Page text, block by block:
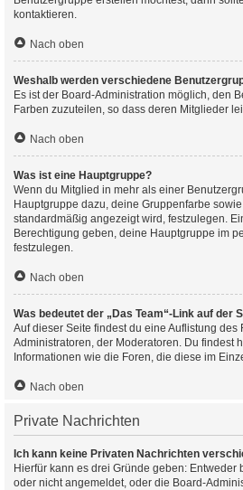
kontaktieren.
Nach oben
Weshalb werden verschiedene
Es ist der Board-Administration möglich, den
Farben zuzuteilen, so dass deren Mitglieder
Nach oben
Was ist eine Hauptgruppe?
Wenn du Mitglied in mehr als einer
Hauptgruppe dazu, deine Gruppenfarbe
standardmäßig angezeigt wird, festzulegen.
Berechtigung geben, deine Hauptgruppe im
festzulegen.
Nach oben
Was bedeutet der „Das Team“-Link auf der
Auf dieser Seite findest du eine Auflistung
Administratoren, der Moderatoren. Du findest
Informationen wie die Foren, die diese im
Nach oben
Private Nachrichten
Ich kann keine Privaten Nachrichten
Hierfür kann es drei Gründe geben: Entweder
oder nicht angemeldet, oder die Board-